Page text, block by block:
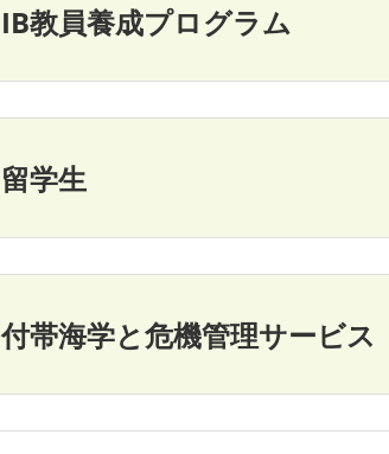
IB教員養成プログラム
留学生
付帯海学と危機管理サービス